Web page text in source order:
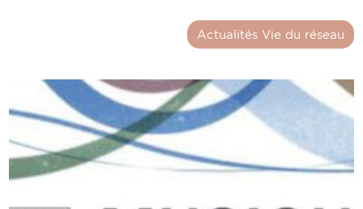
Actualités Vie du réseau